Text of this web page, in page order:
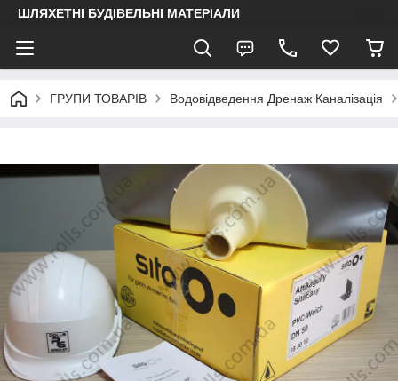
ШЛЯХЕТНІ БУДІВЕЛЬНІ МАТЕРІАЛИ
ГРУПИ ТОВАРІВ Водовідведення Дренаж Каналізація